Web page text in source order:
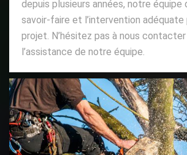
depuis plusieurs années, notre équipe
savoir-faire et l’intervention adéquate
projet. N’hésitez pas à nous
l’assistance de notre équipe.